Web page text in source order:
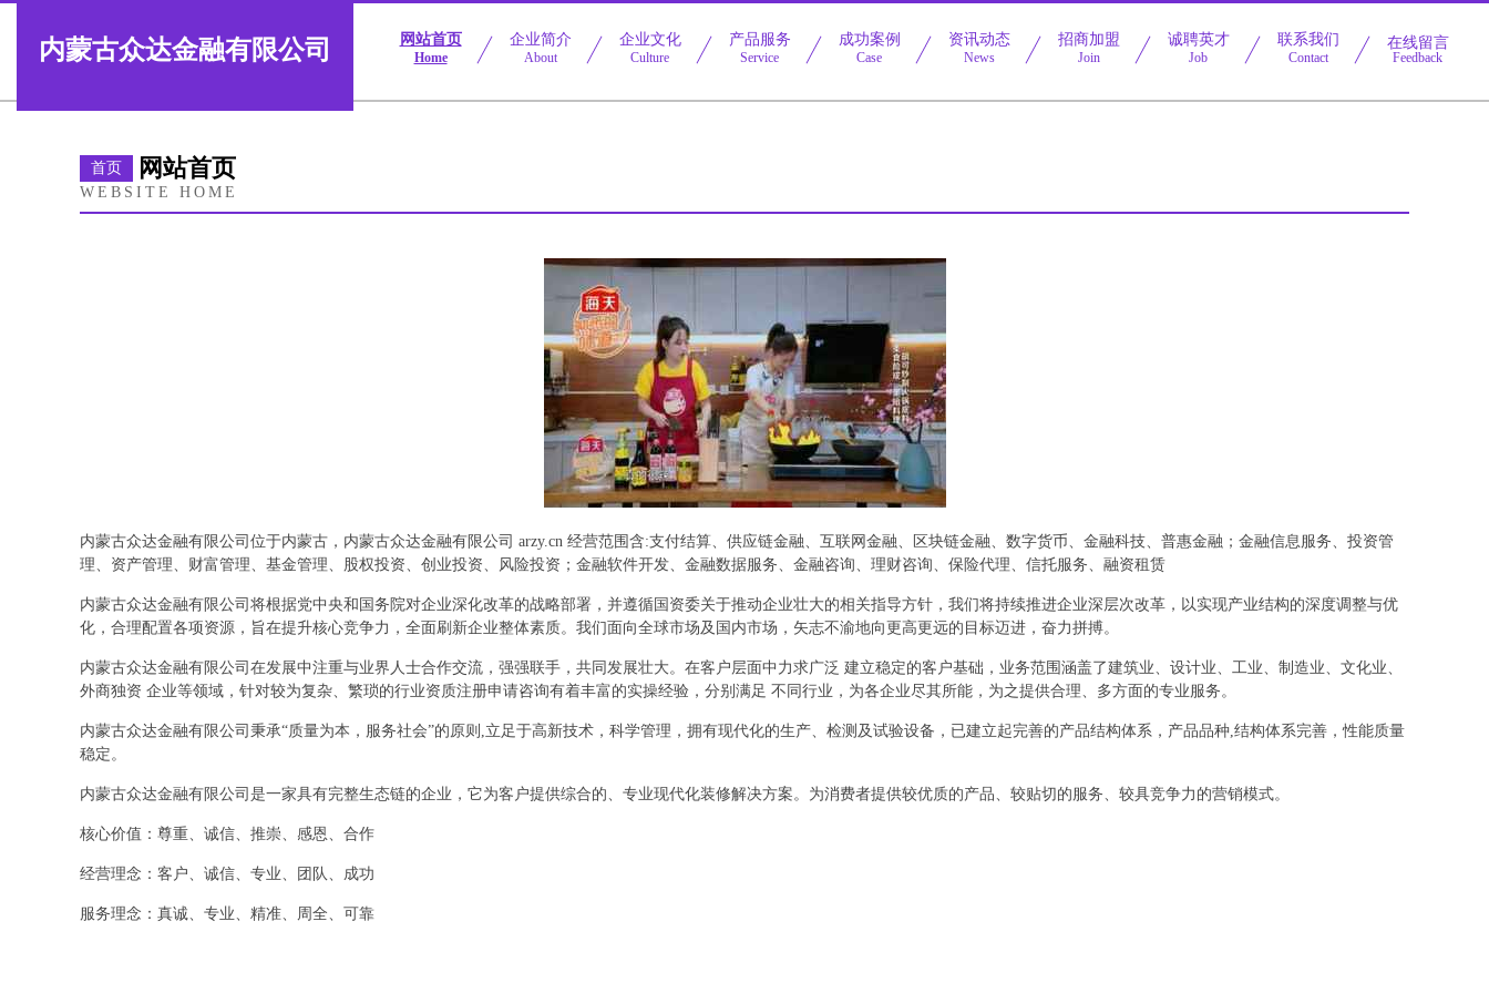
内蒙古众达金融有限公司 网站首页
Home
企业简介
About
企业文化
Culture
产品服务
Service
成功案例
Case
资讯动态
News
招商加盟
Join
诚聘英才
Job
联系我们
Contact
在线留言
Feedback
首页 网站首页
WEBSITE HOME
内蒙古众达金融有限公司位于内蒙古，内蒙古众达金融有限公司 arzy.cn 经营范围含:支付结算、供应链金融、互联网金融、区块链金融、数字货币、金融科技、普惠金融；金融信息服务、投资管
理、资产管理、财富管理、基金管理、股权投资、创业投资、风险投资；金融软件开发、金融数据服务、金融咨询、理财咨询、保险代理、信托服务、融资租赁
内蒙古众达金融有限公司将根据党中央和国务院对企业深化改革的战略部署，并遵循国资委关于推动企业壮大的相关指导方针，我们将持续推进企业深层次改革，以实现产业结构的深度调整与优
化，合理配置各项资源，旨在提升核心竞争力，全面刷新企业整体素质。我们面向全球市场及国内市场，矢志不渝地向更高更远的目标迈进，奋力拼搏。
内蒙古众达金融有限公司在发展中注重与业界人士合作交流，强强联手，共同发展壮大。在客户层面中力求广泛 建立稳定的客户基础，业务范围涵盖了建筑业、设计业、工业、制造业、文化业、
外商独资 企业等领域，针对较为复杂、繁琐的行业资质注册申请咨询有着丰富的实操经验，分别满足 不同行业，为各企业尽其所能，为之提供合理、多方面的专业服务。
内蒙古众达金融有限公司秉承“质量为本，服务社会”的原则,立足于高新技术，科学管理，拥有现代化的生产、检测及试验设备，已建立起完善的产品结构体系，产品品种,结构体系完善，性能质量
稳定。
内蒙古众达金融有限公司是一家具有完整生态链的企业，它为客户提供综合的、专业现代化装修解决方案。为消费者提供较优质的产品、较贴切的服务、较具竞争力的营销模式。
核心价值：尊重、诚信、推崇、感恩、合作
经营理念：客户、诚信、专业、团队、成功
服务理念：真诚、专业、精准、周全、可靠